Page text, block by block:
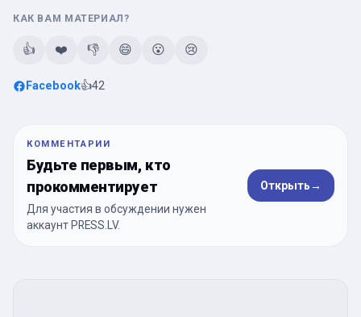
КАК ВАМ МАТЕРИАЛ?
👍 ❤️ 👎 😄 😮 😢
Facebook👍42
КОММЕНТАРИИ
Будьте первым, кто
прокомментирует
Для участия в обсуждении нужен
аккаунт PRESS.LV.
Открыть→